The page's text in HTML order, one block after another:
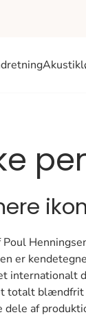
er
internationalt
totalt
af